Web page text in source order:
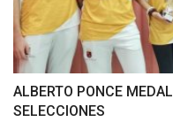
ALBERTO PONCE
SELECCIONES